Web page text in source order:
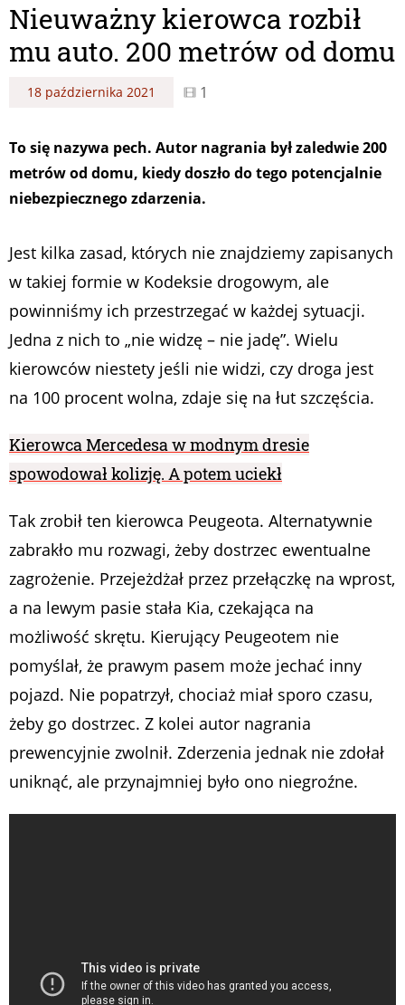
Nieuważny kierowca rozbił
mu auto. 200 metrów od domu
18 października 2021 1
To się nazywa pech. Autor nagrania był zaledwie 200
metrów od domu, kiedy doszło do tego potencjalnie
niebezpiecznego zdarzenia.
Jest kilka zasad, których nie znajdziemy zapisanych
w takiej formie w Kodeksie drogowym, ale
powinniśmy ich przestrzegać w każdej sytuacji.
Jedna z nich to „nie widzę – nie jadę”. Wielu
kierowców niestety jeśli nie widzi, czy droga jest
na 100 procent wolna, zdaje się na łut szczęścia.
Kierowca Mercedesa w modnym dresie
spowodował kolizję. A potem uciekł
Tak zrobił ten kierowca Peugeota. Alternatywnie
zabrakło mu rozwagi, żeby dostrzec ewentualne
zagrożenie. Przejeżdżał przez przełączkę na wprost,
a na lewym pasie stała Kia, czekająca na
możliwość skrętu. Kierujący Peugeotem nie
pomyślał, że prawym pasem może jechać inny
pojazd. Nie popatrzył, chociaż miał sporo czasu,
żeby go dostrzec. Z kolei autor nagrania
prewencyjnie zwolnił. Zderzenia jednak nie zdołał
uniknąć, ale przynajmniej było ono niegroźne.